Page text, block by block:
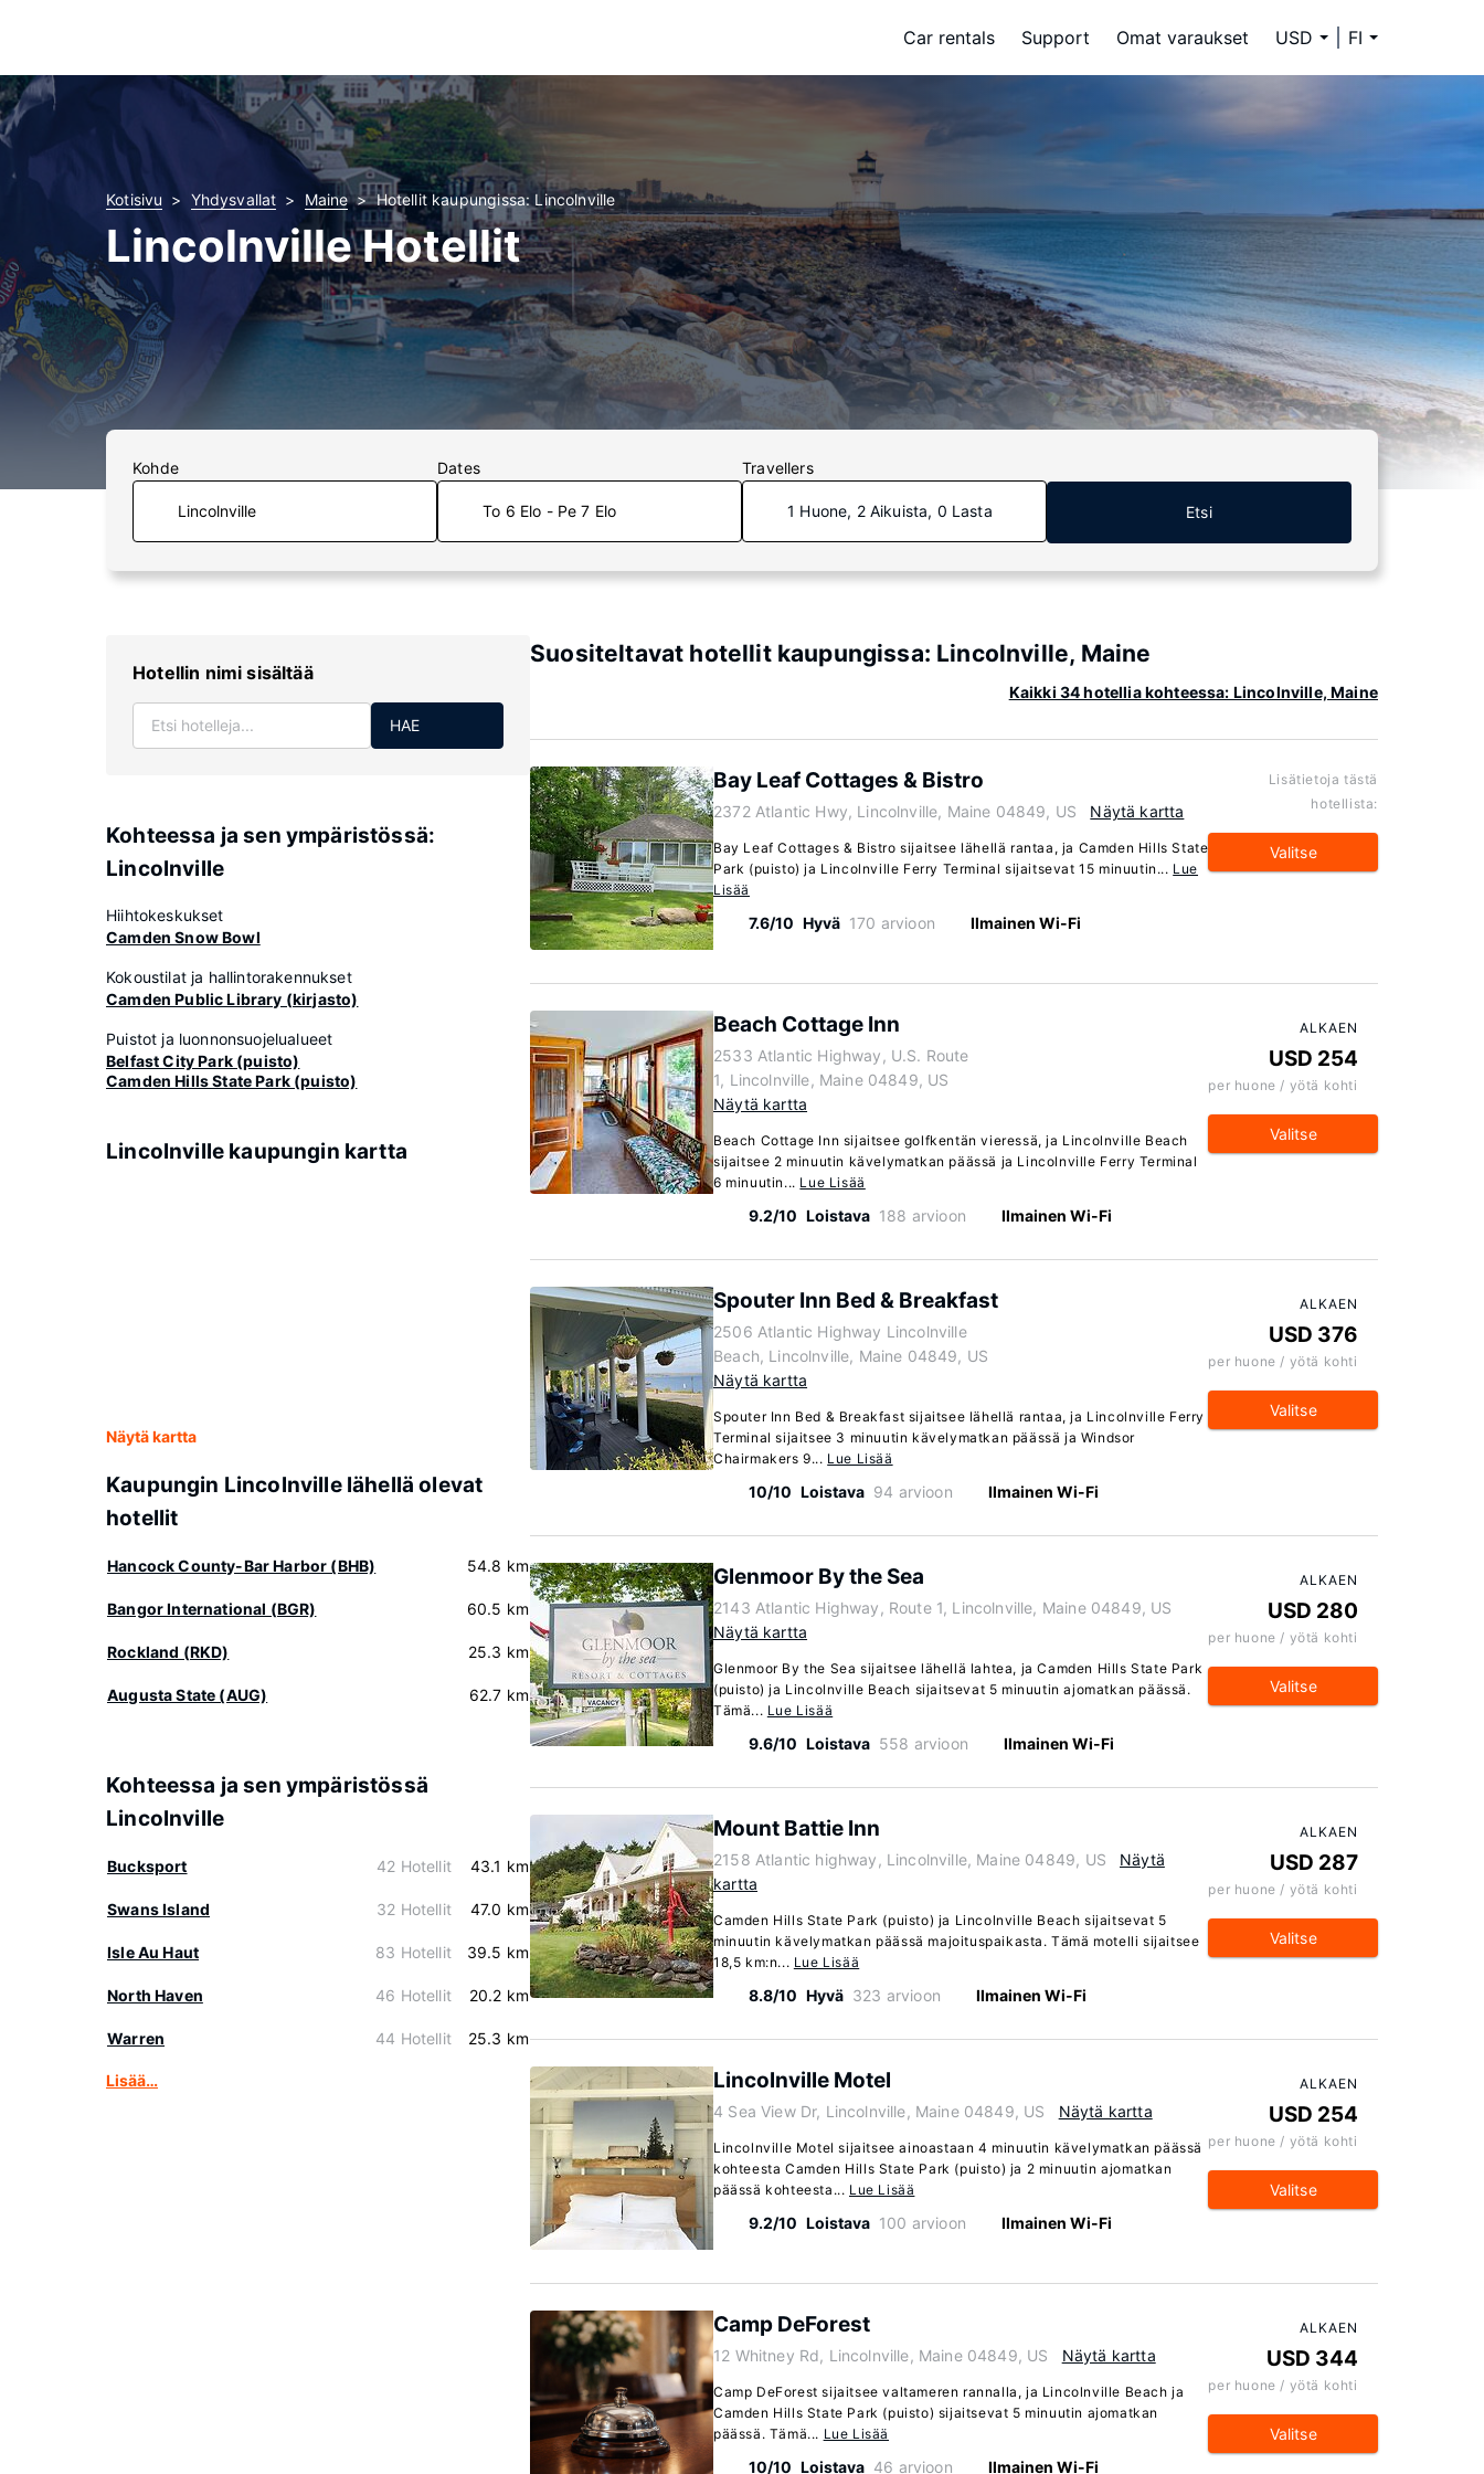
Car rentals Support Omat varaukset USD FI
Kotisivu Yhdysvallat Maine Hotellit kaupungissa: Lincolnville
Lincolnville Hotellit
Kohde Dates
To 6 Elo - Pe 7 Elo
Travellers
1 Huone, 2 Aikuista, 0 Lasta Etsi
Hotellin nimi sisältää
HAE
Kohteessa ja sen ympäristössä:
Lincolnville
Hiihtokeskukset
Camden Snow Bowl
Kokoustilat ja hallintorakennukset
Camden Public Library (kirjasto)
Puistot ja luonnonsuojelualueet
Belfast City Park (puisto)
Camden Hills State Park (puisto)
Lincolnville kaupungin kartta
Näytä kartta
Kaupungin Lincolnville lähellä olevat
hotellit
Hancock County-Bar Harbor (BHB) 54.8 km
Bangor International (BGR) 60.5 km
Rockland (RKD) 25.3 km
Augusta State (AUG) 62.7 km
Kohteessa ja sen ympäristössä
Lincolnville
Bucksport 42 Hotellit 43.1 km
Swans Island 32 Hotellit 47.0 km
Isle Au Haut 83 Hotellit 39.5 km
North Haven 46 Hotellit 20.2 km
Warren 44 Hotellit 25.3 km
Lisää…
Suositeltavat hotellit kaupungissa: Lincolnville, Maine
Kaikki 34 hotellia kohteessa: Lincolnville, Maine
Bay Leaf Cottages & Bistro
2372 Atlantic Hwy, Lincolnville, Maine 04849, US Näytä kartta
Bay Leaf Cottages & Bistro sijaitsee lähellä rantaa, ja Camden Hills State
Park (puisto) ja Lincolnville Ferry Terminal sijaitsevat 15 minuutin... Lue
Lisää
7.6/10 Hyvä 170 arvioon Ilmainen Wi-Fi
Lisätietoja tästä
hotellista:
Valitse
Beach Cottage Inn
2533 Atlantic Highway, U.S. Route
1, Lincolnville, Maine 04849, US
Näytä kartta
Beach Cottage Inn sijaitsee golfkentän vieressä, ja Lincolnville Beach
sijaitsee 2 minuutin kävelymatkan päässä ja Lincolnville Ferry Terminal
6 minuutin... Lue Lisää
9.2/10 Loistava 188 arvioon Ilmainen Wi-Fi
ALKAEN
USD 254
per huone / yötä kohti
Valitse
Spouter Inn Bed & Breakfast
2506 Atlantic Highway Lincolnville
Beach, Lincolnville, Maine 04849, US
Näytä kartta
Spouter Inn Bed & Breakfast sijaitsee lähellä rantaa, ja Lincolnville Ferry
Terminal sijaitsee 3 minuutin kävelymatkan päässä ja Windsor
Chairmakers 9... Lue Lisää
10/10 Loistava 94 arvioon Ilmainen Wi-Fi
ALKAEN
USD 376
per huone / yötä kohti
Valitse
Glenmoor By the Sea
2143 Atlantic Highway, Route 1, Lincolnville, Maine 04849, US
Näytä kartta
Glenmoor By the Sea sijaitsee lähellä lahtea, ja Camden Hills State Park
(puisto) ja Lincolnville Beach sijaitsevat 5 minuutin ajomatkan päässä.
Tämä... Lue Lisää
9.6/10 Loistava 558 arvioon Ilmainen Wi-Fi
ALKAEN
USD 280
per huone / yötä kohti
Valitse
Mount Battie Inn
2158 Atlantic highway, Lincolnville, Maine 04849, US
Näytä
kartta
Camden Hills State Park (puisto) ja Lincolnville Beach sijaitsevat 5
minuutin kävelymatkan päässä majoituspaikasta. Tämä motelli sijaitsee
18,5 km:n... Lue Lisää
8.8/10 Hyvä 323 arvioon Ilmainen Wi-Fi
ALKAEN
USD 287
per huone / yötä kohti
Valitse
Lincolnville Motel
4 Sea View Dr, Lincolnville, Maine 04849, US Näytä kartta
Lincolnville Motel sijaitsee ainoastaan 4 minuutin kävelymatkan päässä
kohteesta Camden Hills State Park (puisto) ja 2 minuutin ajomatkan
päässä kohteesta... Lue Lisää
9.2/10 Loistava 100 arvioon Ilmainen Wi-Fi
ALKAEN
USD 254
per huone / yötä kohti
Valitse
Camp DeForest
12 Whitney Rd, Lincolnville, Maine 04849, US Näytä kartta
Camp DeForest sijaitsee valtameren rannalla, ja Lincolnville Beach ja
Camden Hills State Park (puisto) sijaitsevat 5 minuutin ajomatkan
päässä. Tämä... Lue Lisää
10/10 Loistava 46 arvioon Ilmainen Wi-Fi
ALKAEN
USD 344
per huone / yötä kohti
Valitse